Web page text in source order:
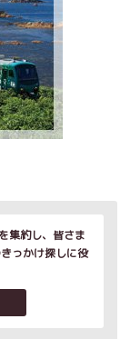
集約し、皆さま
っかけ探しに役